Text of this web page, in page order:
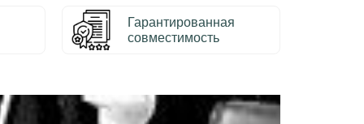
Гарантированная
совместимость